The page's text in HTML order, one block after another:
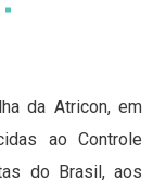
da Atricon, em
ao Controle
do Brasil, aos